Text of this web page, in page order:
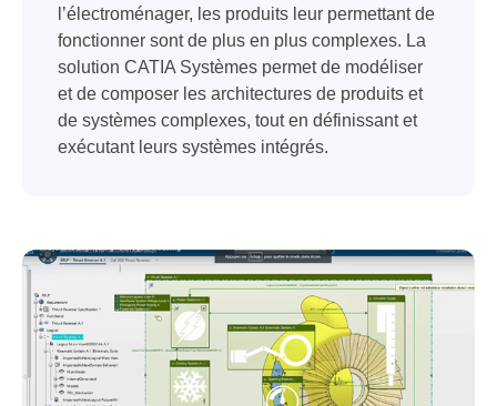
l’électroménager, les produits leur permettant de
fonctionner sont de plus en plus complexes. La
solution CATIA Systèmes permet de modéliser
et de composer les architectures de produits et
de systèmes complexes, tout en définissant et
exécutant leurs systèmes intégrés.